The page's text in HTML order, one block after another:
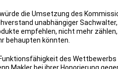
die Umsetzung des
unabhängiger
empfehlen, nicht mehr
behaupten könnten.
des